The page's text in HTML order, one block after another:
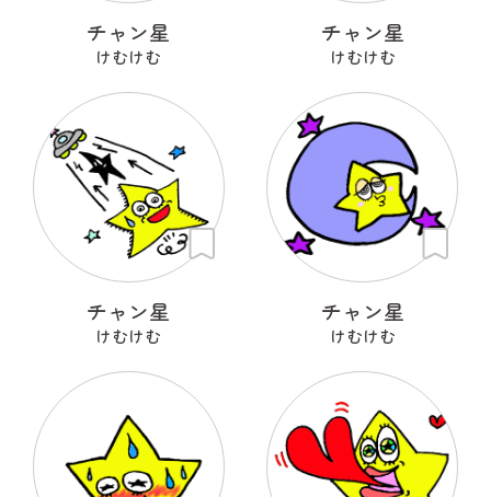
チャン星
けむけむ
チャン星
けむけむ
チャン星
けむけむ
チャン星
けむけむ